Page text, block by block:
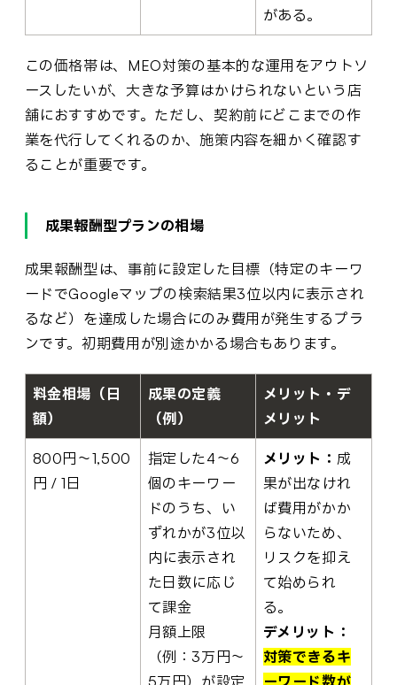
がある。
この価格帯は、MEO対策の基本的な運用をアウトソ
ースしたいが、大きな予算はかけられないという店
舗におすすめです。ただし、契約前にどこまでの作
業を代行してくれるのか、施策内容を細かく確認す
ることが重要です。
成果報酬型プランの相場
成果報酬型は、事前に設定した目標（特定のキーワ
ードでGoogleマップの検索結果3位以内に表示され
るなど）を達成した場合にのみ費用が発生するプラ
ンです。初期費用が別途かかる場合もあります。
料金相場（日
額）
成果の定義
（例）
メリット・デ
メリット
800円～1,500
円 / 1日
指定した4～6
個のキーワー
ドのうち、い
ずれかが3位以
内に表示され
た日数に応じ
て課金
月額上限
（例：3万円～
5万円）が設定
メリット： 成
果が出なけれ
ば費用がかか
らないため、
リスクを抑え
て始められ
る。
デメリット：
対策できるキ
ーワード数が